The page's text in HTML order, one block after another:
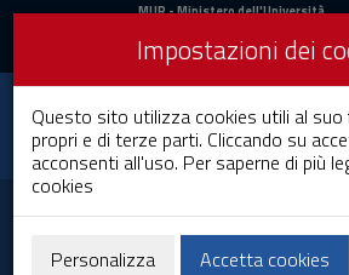
Vai
al
MIUR
Accedi
MUR- Ministero dell'Università
Accedi UniCA
Toggle
navigation
Università degli
Studi di Cagliari
Andrea Pala
Impostazioni dei
Questo sito utilizza cookies utili al
propri e di terze parti. Cliccando su
acconsenti all'uso. Per saperne di più
cookies
Personalizza Accetta cookies